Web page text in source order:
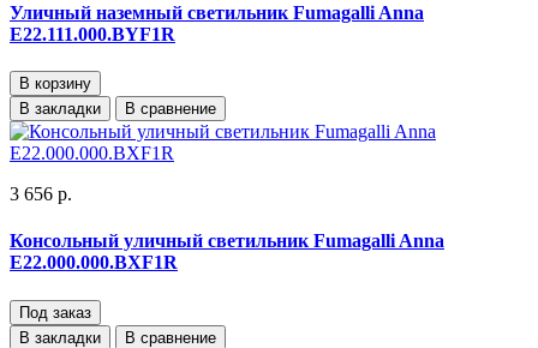
Уличный наземный светильник Fumagalli Anna
E22.111.000.BYF1R
В корзину
В закладки
В сравнение
3 656 р.
Консольный уличный светильник Fumagalli Anna
E22.000.000.BXF1R
Под заказ
В закладки
В сравнение